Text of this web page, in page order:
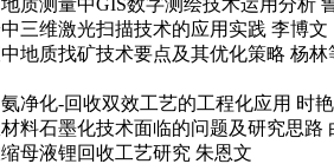
三维激光扫描技术的应用实践 李博文
地质找矿技术要点及其优化策略 杨林
净化-回收双效工艺的工程化应用 时
料石墨化技术面临的问题及研究思路
母液锂回收工艺研究 朱恩文